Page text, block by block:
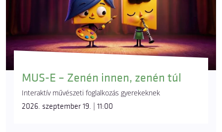
MUS-E – Zenén innen, zenén túl
Interaktív művészeti foglalkozás gyerekeknek
2026. szeptember 19. | 11:00